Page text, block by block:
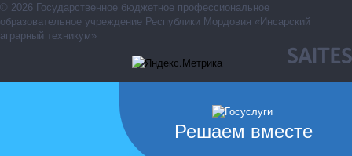
© 2026 Государственное бюджетное профессиональное
образовательное учреждение Республики Мордовия «Инсарский
аграрный техникум»
SAITES
Решаем вместе